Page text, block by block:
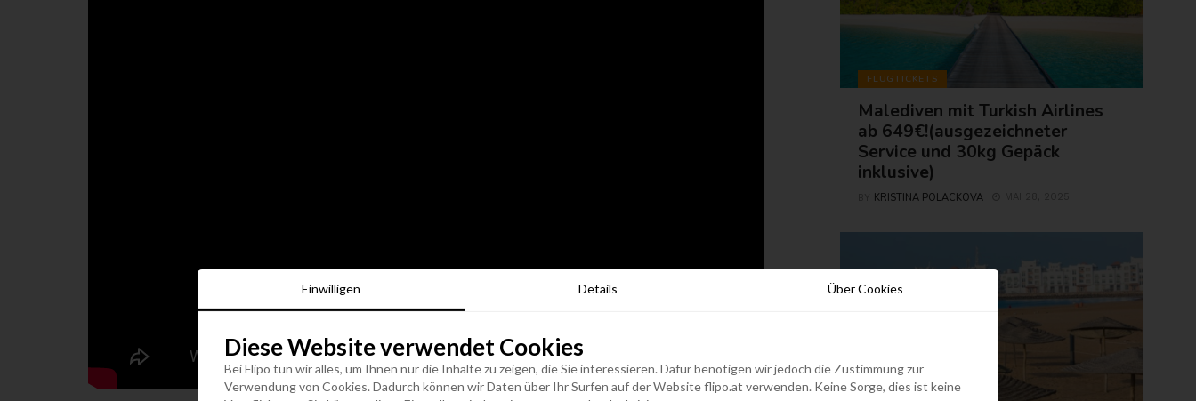
FLUGTICKETS
Malediven mit Turkish Airlines
ab 649€!(ausgezeichneter
Service und 30kg Gepäck
inklusive)
KRISTINA POLACKOVA
Einwilligen Details Über Cookies
Diese Website verwendet Cookies
Bei Flipo tun wir alles, um Ihnen nur die Inhalte zu zeigen, die Sie interessieren. Dafür benötigen wir jedoch die Zustimmung zur
Verwendung von Cookies. Dadurch können wir Daten über Ihr Surfen auf der Website flipo.at verwenden. Keine Sorge, dies ist keine